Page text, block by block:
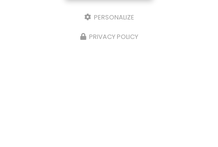
PERSONALIZE
PRIVACY POLICY